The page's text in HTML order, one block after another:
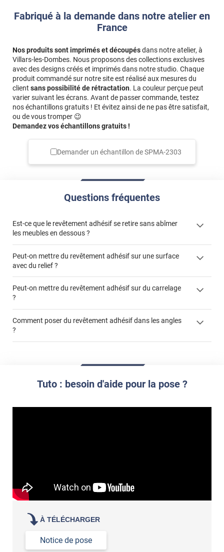
Fabriqué à la demande dans notre atelier en
France
Nos produits sont imprimés et découpésdans notre atelier, à
Villars-les-Dombes. Nous proposons des collections exclusives
avec des designs créés et imprimés dans notre studio. Chaque
produit commandé sur notre site est réalisé aux mesures du
client sans possibilité de rétractation. La couleur perçue peut
varier suivant les écrans. Avant de passer commande, testez
nos échantillons gratuits ! Et évitez ainsi de ne pas être satisfait,
ou de vous tromper 😉
Demandez vos échantillons gratuits !
Demander un échantillon deSPMA-2303
Questions fréquentes
Est-ce que le revêtement adhésif se retire sans abîmer
les meubles en dessous ?
colle
Peut-on mettre du revêtement adhésif sur une surface
avec du relief ?
Peut-on mettre du revêtement adhésif sur du carrelage
?
Commander à la taille des carreaux et réappliquer un joint
propre par dessus
Comment poser du revêtement adhésif dans les angles
?
Tuto : besoin d'aide pour la pose ?
À TÉLÉCHARGER
Notice de pose